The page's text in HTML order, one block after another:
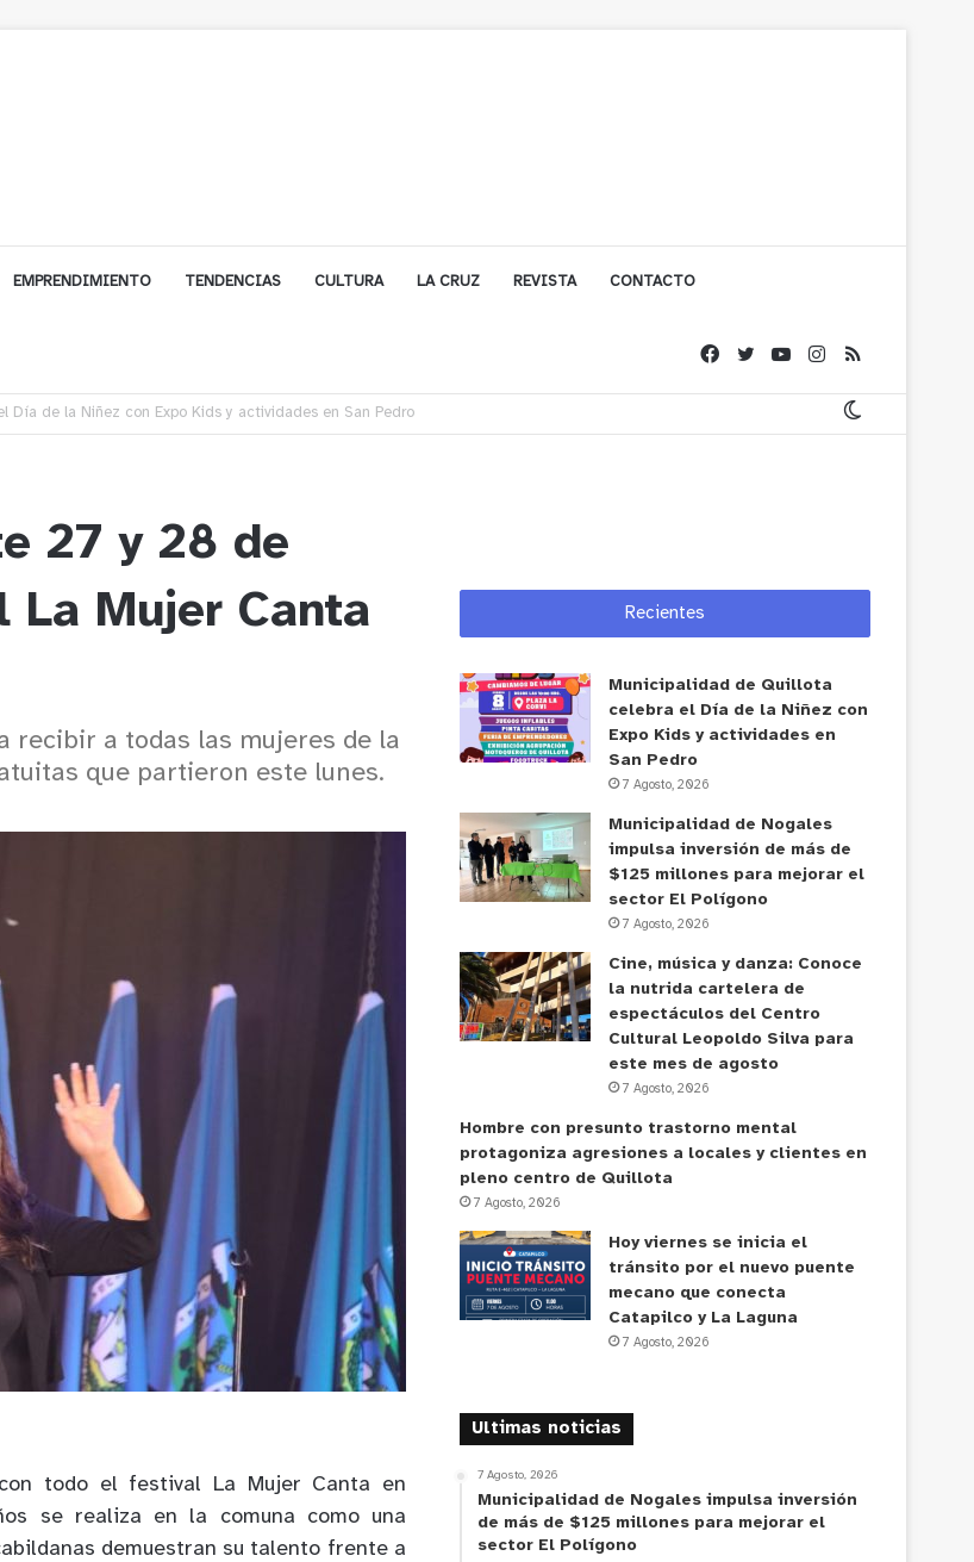
EMPRENDIMIENTO TENDENCIAS CULTURA LA CRUZ REVISTA CONTACTO
de más de $125 millones para mejorar el sector El Polígono
27 y 28 de
Mujer Canta
recibir a todas las mujeres de la
que partieron este lunes.
todo el festival La Mujer Canta en
se realiza en la comuna como una
demuestran su talento frente a
Recientes
Municipalidad de Quillota
celebra el Día de la Niñez con
Expo Kids y actividades en
San Pedro
7 Agosto, 2026
Municipalidad de Nogales
impulsa inversión de más de
$125 millones para mejorar el
sector El Polígono
7 Agosto, 2026
Cine, música y danza: Conoce
la nutrida cartelera de
espectáculos del Centro
Cultural Leopoldo Silva para
este mes de agosto
7 Agosto, 2026
Hombre con presunto trastorno mental
protagoniza agresiones a locales y clientes en
pleno centro de Quillota
7 Agosto, 2026
Hoy viernes se inicia el
tránsito por el nuevo puente
mecano que conecta
Catapilco y La Laguna
7 Agosto, 2026
Ultimas noticias
7 Agosto, 2026
Municipalidad de Nogales impulsa inversión
de más de $125 millones para mejorar el
sector El Polígono